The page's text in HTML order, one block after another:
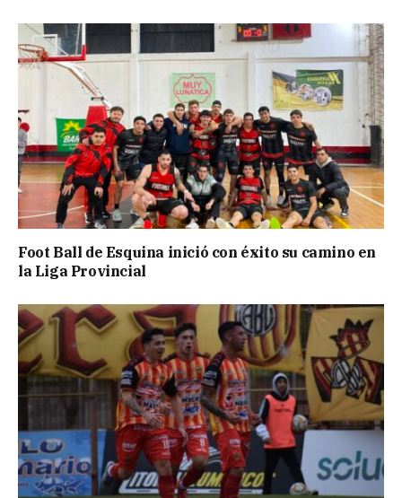
Foot Ball de Esquina inició con éxito su camino en
la Liga Provincial